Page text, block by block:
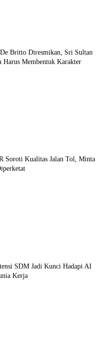
Britto Diresmikan, Sri Sultan
Harus Membentuk Karakter
Soroti Kualitas Jalan Tol, Minta
SDM Jadi Kunci Hadapi AI
Kerja